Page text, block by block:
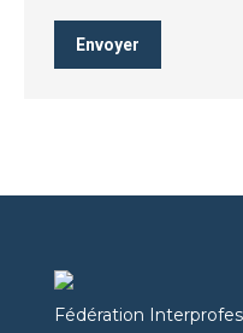
Envoyer
Fédération